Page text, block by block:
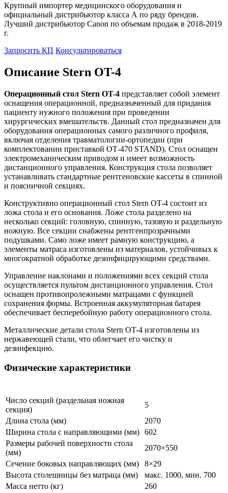
Крупный импортер медицинского оборудования и
официальный дистрибьютор класса А по ряду брендов.
Лучший дистрибьютор Canon по объемам продаж в 2018-2019
г.
Запросить КП Консультироваться
Описание Stern OT-4
Операционный стол Stern OT-4 представляет собой элемент
оснащения операционной, предназначенный для придания
пациенту нужного положения при проведении
хирургических вмешательств. Данный стол предназначен для
оборудования операционных самого различного профиля,
включая отделения травматологии-ортопедии (при
комплектовании приставкой ОТ-470 STAND). Стол оснащен
электромеханическим приводом и имеет возможность
дистанционного управления. Конструкция стола позволяет
устанавливать стандартные рентгеновские кассеты в спинной
и поясничной секциях.
Конструктивно операционный стол Stern OT-4 состоит из
ложа стола и его основания. Ложе стола разделено на
несколько секций: головную, спинную, тазовую и раздельную
ножную. Все секции снабжены рентгенпрозрачными
подушками. Само ложе имеет рамную конструкцию, а
элементы матраса изготовлены из материалов, устойчивых к
многократной обработке дезинфицирующими средствами.
Управление наклонами и положениями всех секций стола
осуществляется пультом дистанционного управления. Стол
оснащен противопролежными матрацами с функцией
сохранения формы. Встроенная аккумуляторная батарея
обеспечивает бесперебойную работу операционного стола.
Металлические детали стола Stern OT-4 изготовлены из
нержавеющей стали, что облегчает его чистку и
дезинфекцию.
Физические характеристики
Число секций (раздельная ножная
секция)
5
Длина стола (мм)
2070
Ширина стола с направляющими (мм) 602
Размеры рабочей поверхности стола
(мм)
2070×550
Сечение боковых направляющих (мм)
8×29
Высота столешницы без матраца (мм)
макс. 1000, мин. 700
Масса нетто (кг)
260